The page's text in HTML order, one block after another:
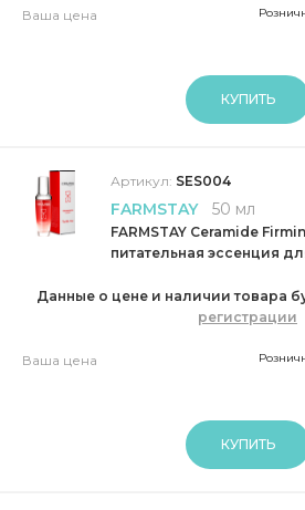
Ваша цена
КУПИТЬ
Артикул: SES004
FARMSTAY 50 мл
FARMSTAY Ceramide
питательная эссенция
Данные о цене и наличии товара
регистрации
Ваша цена
КУПИТЬ